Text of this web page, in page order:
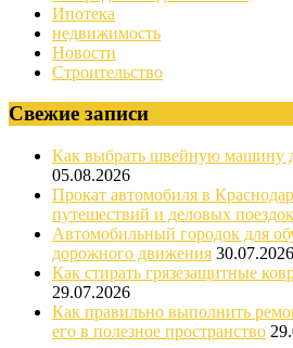
Ипотека
недвижимость
Новости
Строительство
Свежие записи
Как выбрать швейную машину
05.08.2026
Прокат автомобиля в
путешествий и деловых поездок
Автомобильный городок для
дорожного движения 30.07.2026
Как стирать грязезащитные
29.07.2026
Как правильно выполнить
его в полезное пространство